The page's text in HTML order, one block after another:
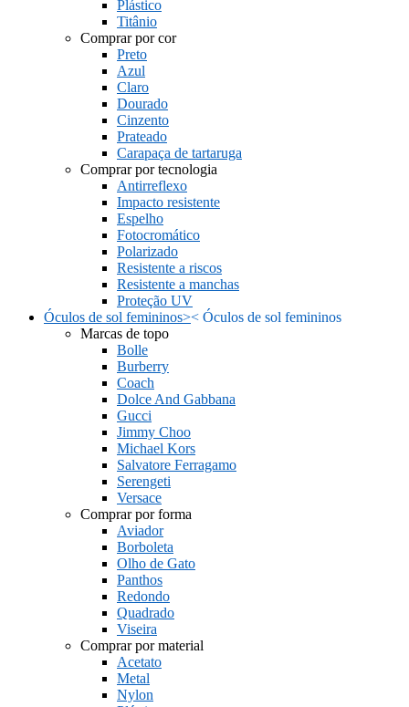
Plástico
Titânio
Comprar por cor
Preto
Azul
Claro
Dourado
Cinzento
Prateado
Carapaça de tartaruga
Comprar por tecnologia
Antirreflexo
Impacto resistente
Espelho
Fotocromático
Polarizado
Resistente a riscos
Resistente a manchas
Proteção UV
Óculos de sol femininos>< Óculos de sol femininos
Marcas de topo
Bolle
Burberry
Coach
Dolce And Gabbana
Gucci
Jimmy Choo
Michael Kors
Salvatore Ferragamo
Serengeti
Versace
Comprar por forma
Aviador
Borboleta
Olho de Gato
Panthos
Redondo
Quadrado
Viseira
Comprar por material
Acetato
Metal
Nylon